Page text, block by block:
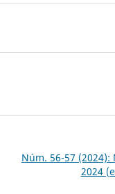
Núm. 56-57
2024